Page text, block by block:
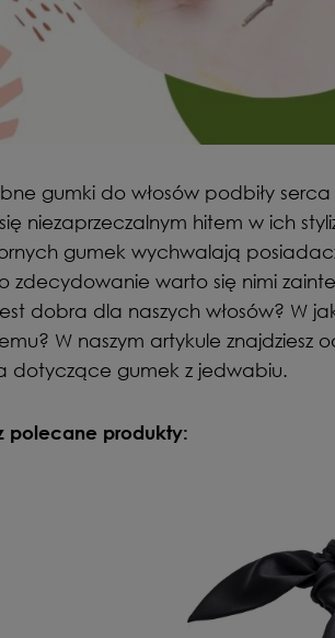
gumki do włosów podbiły
niezaprzeczalnym hitem w ich
gumek wychwalają
zdecydowanie warto się nimi
dobra dla naszych włosów? W
W naszym artykule znajdziesz
dotyczące gumek z jedwabiu.
polecane produkty: